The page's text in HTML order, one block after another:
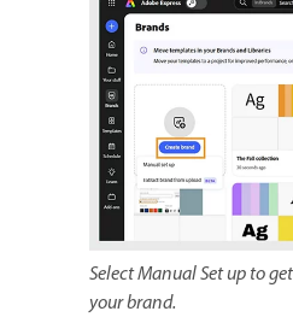
Select Manual Set up to
your brand.